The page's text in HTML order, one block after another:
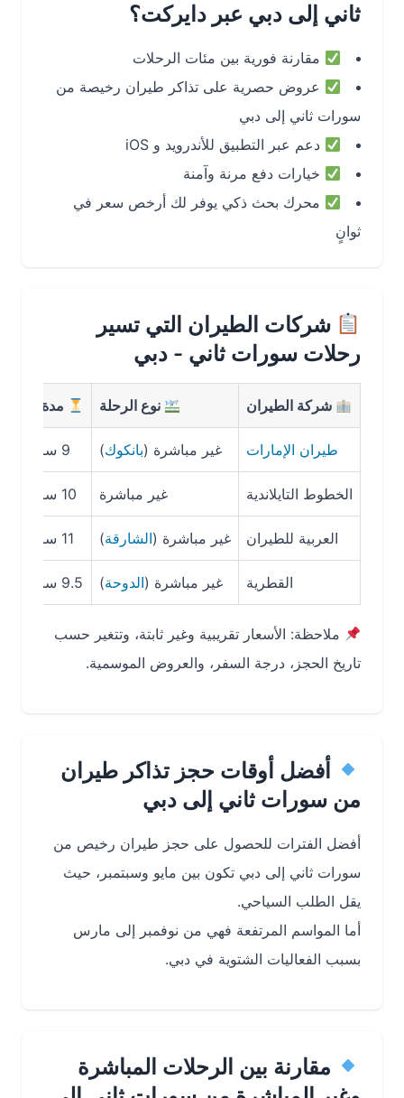
ثاني إلى دبي عبر دايركت؟
مقارنة فورية بين مئات الرحلات
عروض حصرية على تذاكر طيران رخيصة من
سورات ثاني إلى دبي
دعم عبر التطبيق للأندرويد و iOS
خيارات دفع مرنة وآمنة
محرك بحث ذكي يوفر لك أرخص سعر في
شركات الطيران التي تسير
رحلات سورات ثاني - دبي
شركة الطيران نوع الرحلة مدة الرحلة
طيران الإمارات غير مباشرة (بانكوك) 9 ساعات
الخطوط التايلاندية غير مباشرة 10 ساعات
العربية للطيران غير مباشرة (الشارقة) 11 ساعات
القطرية غير مباشرة (الدوحة) 9.5 ساعات
ملاحظة: الأسعار تقريبية وغير ثابتة، وتتغير حسب
تاريخ الحجز، درجة السفر، والعروض الموسمية.
أفضل أوقات حجز تذاكر طيران
من سورات ثاني إلى دبي
أفضل الفترات للحصول على حجز طيران رخيص من
سورات ثاني إلى دبي تكون بين مايو وسبتمبر، حيث
يقل الطلب السياحي.
أما المواسم المرتفعة فهي من نوفمبر إلى مارس
بسبب الفعاليات الشتوية في دبي.
مقارنة بين الرحلات المباشرة